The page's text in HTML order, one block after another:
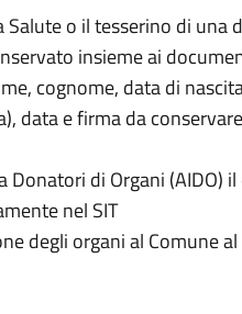
o il tesserino di una
insieme ai
cognome, data di
data e firma da
di Organi (AIDO) il
nel SIT
degli organi al Comune